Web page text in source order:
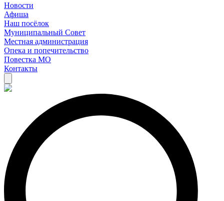
Новости
Афиша
Наш посёлок
Муниципальный Совет
Местная администрация
Опека и попечительство
Повестка МО
Контакты